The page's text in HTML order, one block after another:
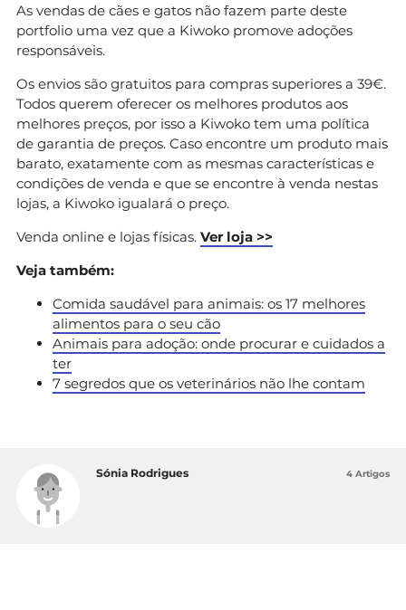
As vendas de cães e gatos não fazem parte deste
portfolio uma vez que a Kiwoko promove adoções
responsáveis.
Os envios são gratuitos para compras superiores a 39€.
Todos querem oferecer os melhores produtos aos
melhores preços, por isso a Kiwoko tem uma política
de garantia de preços. Caso encontre um produto mais
barato, exatamente com as mesmas características e
condições de venda e que se encontre à venda nestas
lojas, a Kiwoko igualará o preço.
Venda online e lojas físicas. Ver loja >>
Veja também:
Comida saudável para animais: os 17 melhores
alimentos para o seu cão
Animais para adoção: onde procurar e cuidados a
ter
7 segredos que os veterinários não lhe contam
Sónia Rodrigues 4 Artigos